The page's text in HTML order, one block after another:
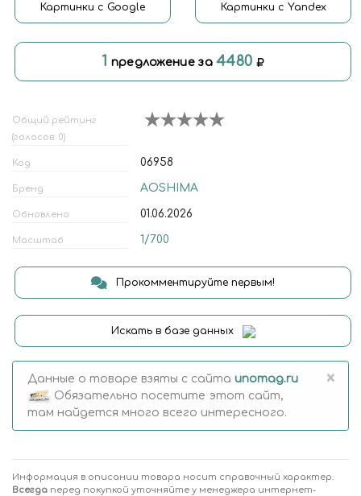
Картинки с Google
Картинки с Yandex
1 предложение за4480
Общий рейтинг
(голосов: 0)
Код 06958
Бренд AOSHIMA
Обновлено 01.06.2026
Масштаб 1/700
Прокомментируйте первым!
Искать в базе данных
Данные о товаре взяты с сайта unomag.ru
Обязательно посетите этот сайт,
там найдется много всего интересного.
×
Информация в описании товара носит справочный характер.
Всегда перед покупкой уточняйте у менеджера интернет-